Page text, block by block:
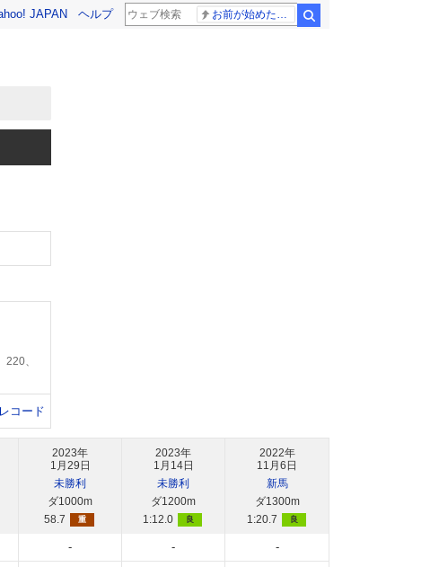
JAPAN ヘルプ
、
コード
2023年
1月29日
未勝利
ダ1000m
58.7
重
2023年
1月14日
未勝利
ダ1200m
1:12.0
良
2022年
11月6日
新馬
ダ1300m
1:20.7
良
- - -